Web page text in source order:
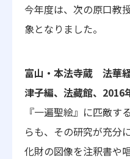
今年度は、次の原口教
象となりました。
富山・本法寺蔵 法華
津子編、法藏館、2016
『一遍聖絵』に匹敵す
らも、その研究が充分
化財の図像を注釈書や